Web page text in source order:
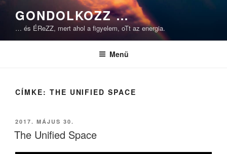
Tartalomhoz
GONDOLKOZZ …
… és ÉReZZ, mert ahol a figyelem, oTt az energia.
Menü
CÍMKE: THE UNIFIED SPACE
BEKÜLDVE:
2017. MÁJUS 30.
The Unified Space